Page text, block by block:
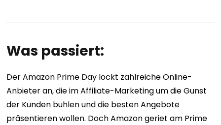
Was passiert:
Der Amazon Prime Day lockt zahlreiche Online-
Anbieter an, die im Affiliate-Marketing um die Gunst
der Kunden buhlen und die besten Angebote
präsentieren wollen. Doch Amazon geriet am Prime